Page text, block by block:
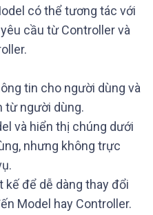
có thể tương tác với
cầu từ Controller và
tin cho người dùng và
từ người dùng.
và hiển thị chúng dưới
nhưng không trực
để dễ dàng thay đổi
Model hay Controller.